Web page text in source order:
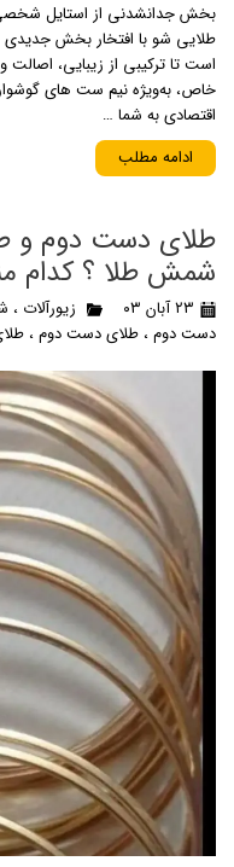
بخش جدانشدنی از استایل شخصی
طلایی شو با افتخار بخش جدیدی
است تا ترکیبی از زیبایی،
خاص، به‌ویژه نیم ست های
اقتصادی به شما …
ادامه مطلب
طلای دست دوم و
شمش طلا ؟ کدام
۲۳ آبان ۰۳ زیورآلات ،
دست دوم، طلای دست دوم، طلای 24